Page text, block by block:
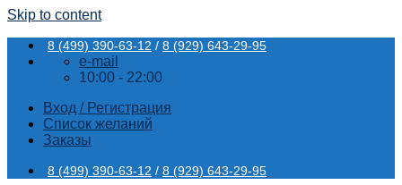
Skip to content
8 (499) 390-63-12 / 8 (929) 643-29-95
e-mail
10:00 - 22:00
Вход / Регистрация
Список желаний
Заказы
8 (499) 390-63-12 / 8 (929) 643-29-95